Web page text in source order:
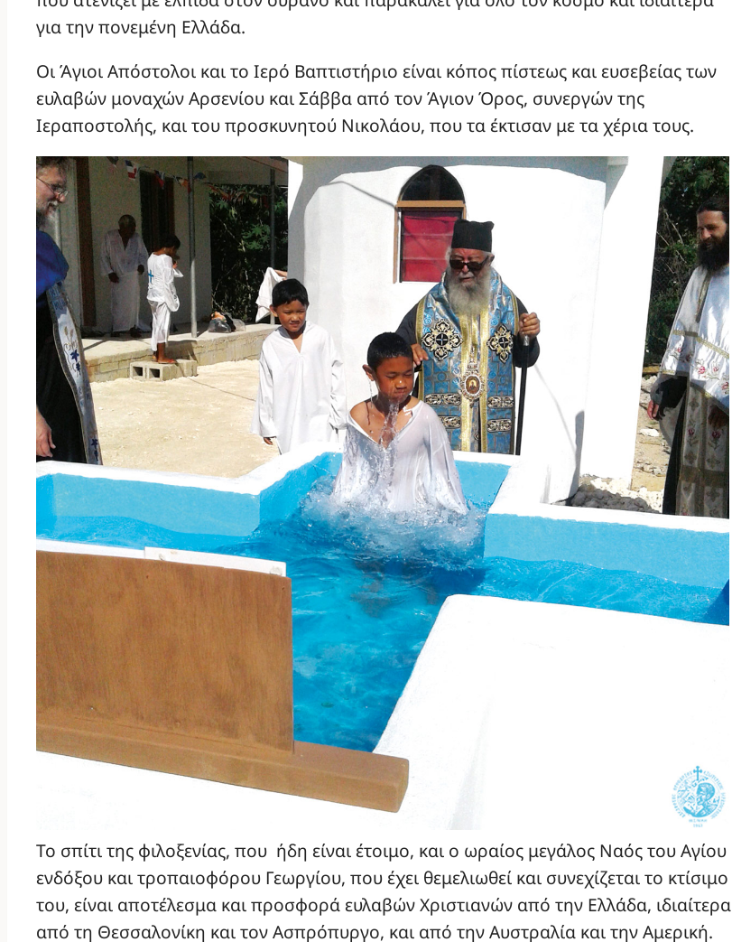
για την πονεμένη Ελλάδα.
Οι Άγιοι Απόστολοι και το Ιερό Βαπτιστήριο είναι κόπος πίστεως και ευσεβείας των
ευλαβών μοναχών Αρσενίου και Σάββα από τον Άγιον Όρος, συνεργών της
Ιεραποστολής, και του προσκυνητού Νικολάου, που τα έκτισαν με τα χέρια τους.
Το σπίτι της φιλοξενίας, που ήδη είναι έτοιμο, και ο ωραίος μεγάλος Ναός του Αγίου
ενδόξου και τροπαιοφόρου Γεωργίου, που έχει θεμελιωθεί και συνεχίζεται το κτίσιμο
του, είναι αποτέλεσμα και προσφορά ευλαβών Χριστιανών από την Ελλάδα, ιδιαίτερα
από τη Θεσσαλονίκη και τον Ασπρόπυργο, και από την Αυστραλία και την Αμερική.